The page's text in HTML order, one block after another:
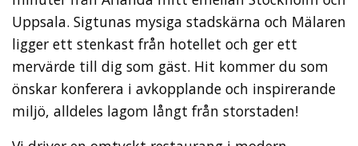
Uppsala. Sigtunas mysiga stadskärna och Mälaren
ligger ett stenkast från hotellet och ger ett
mervärde till dig som gäst. Hit kommer du som
önskar konferera i avkopplande och inspirerande
miljö, alldeles lagom långt från storstaden!